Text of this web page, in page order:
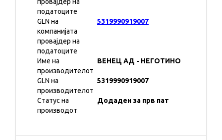
податоците
GLN на
компанијата
провајдер на
податоците
5319990919007
Име на
производителот
ВЕНЕЦ АД - НЕГОТИНО
GLN на
производителот
5319990919007
Статус на
производот
Додаден за прв пат